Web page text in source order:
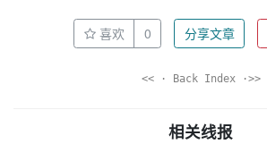
喜欢 0 分享文章
<< · Back Index ·>>
相关线报